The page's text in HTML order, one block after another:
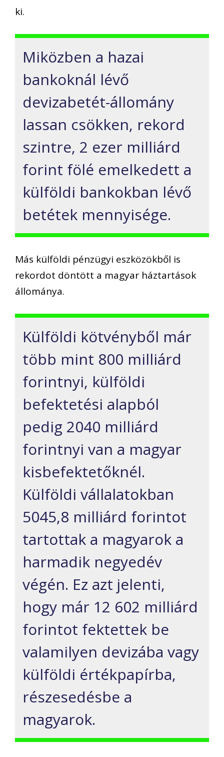
ki.
Miközben a hazai
bankoknál lévő
devizabetét-állomány
lassan csökken, rekord
szintre, 2 ezer milliárd
forint fölé emelkedett a
külföldi bankokban lévő
betétek mennyisége.
Más külföldi pénzügyi eszközökből is
rekordot döntött a magyar háztartások
állománya.
Külföldi kötvényből már
több mint 800 milliárd
forintnyi, külföldi
befektetési alapból
pedig 2040 milliárd
forintnyi van a magyar
kisbefektetőknél.
Külföldi vállalatokban
5045,8 milliárd forintot
tartottak a magyarok a
harmadik negyedév
végén. Ez azt jelenti,
hogy már 12 602 milliárd
forintot fektettek be
valamilyen devizába vagy
külföldi értékpapírba,
részesedésbe a
magyarok.